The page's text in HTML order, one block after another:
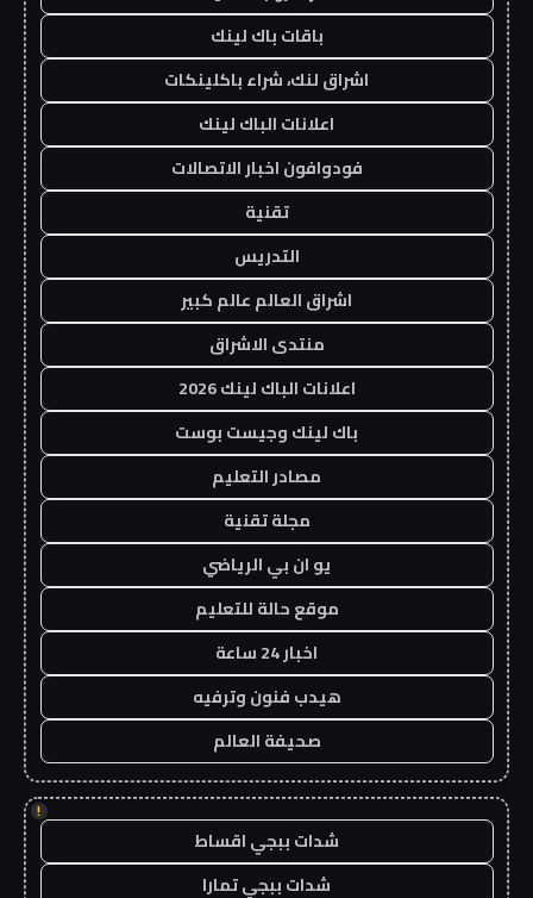
باقات باك لينك
اشراق لنك، شراء باكلينكات
اعلانات الباك لينك
فودوافون اخبار الاتصالات
تقنية
التدريس
اشراق العالم عالم كبير
منتدى الاشراق
اعلانات الباك لينك 2026
باك لينك وجيست بوست
مصادر التعليم
مجلة تقنية
يو ان بي الرياضي
موقع حالة للتعليم
اخبار 24 ساعة
هيدب فنون وترفيه
صحيفة العالم
!
شدات ببجي اقساط
شدات ببجي تمارا